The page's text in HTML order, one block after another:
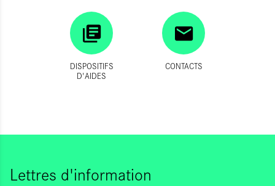
DISPOSITIFS
D'AIDES
CONTACTS
Lettres d'information